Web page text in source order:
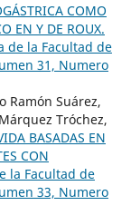
COMO
EN Y DE ROUX.
de la Facultad de
31, Numero
Ramón Suárez,
Tróchez,
BASADAS EN
CON
la Facultad de
33, Numero